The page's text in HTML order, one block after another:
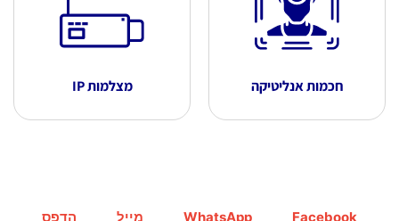
חכמות אנליטיקה מצלמות IP
Facebook
WhatsApp מייל הדפס